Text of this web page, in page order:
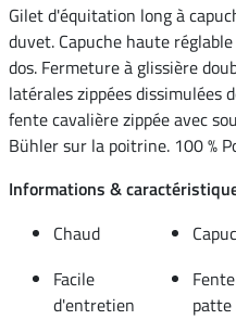
Gilet d'équitation long à
duvet. Capuche haute
dos. Fermeture à glissière
latérales zippées dissimulées
fente cavalière zippée avec
Bühler sur la poitrine. 100 %
Informations &
Chaud
Facile
d'entretien